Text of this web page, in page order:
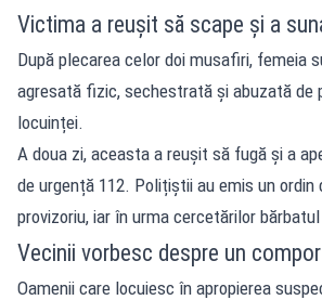
Victima a reușit să scape și a
După plecarea celor doi musafiri, femeia
agresată fizic, sechestrată și abuzată de
locuinței.
A doua zi, aceasta a reușit să fugă și a
de urgență 112. Polițiștii au emis un ordin
provizoriu, iar în urma cercetărilor
Vecinii vorbesc despre un
Oamenii care locuiesc în apropierea